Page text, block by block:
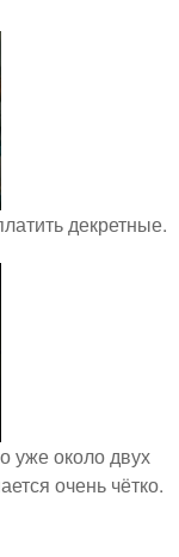
декретные.
уже около двух
очень чётко.